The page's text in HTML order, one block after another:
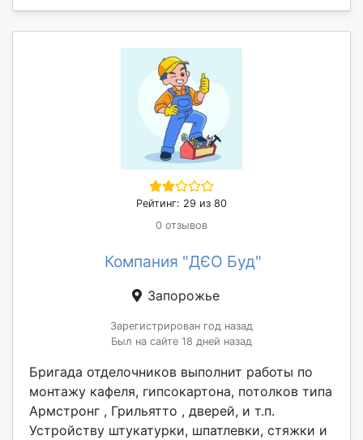
Рейтинг: 29 из 80
0 отзывов
Компания "ДЄО Буд"
Запорожье
Зарегистрирован год назад
Был на сайте 18 дней назад
Бригада отделочников выполнит работы по
монтажу кафеля, гипсокартона, потолков типа
Армстронг , Грильятто , дверей, и т.п.
Устройству штукатурки, шпатлевки, стяжки и